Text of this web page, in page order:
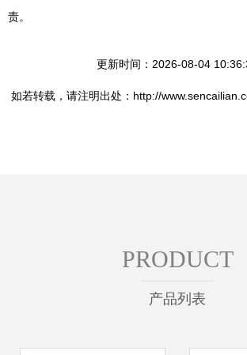
责。
更新时间：2026-08-04
如若转载，请注明出处：http://
PRODUCT
产品列表